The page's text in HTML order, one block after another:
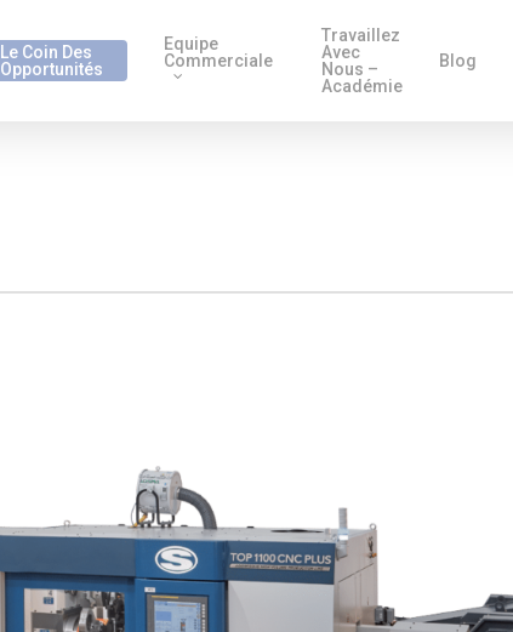
Le Coin Des
Opportunités
Equipe
Commerciale
Travaillez
Avec
Nous –
Académie
Blog